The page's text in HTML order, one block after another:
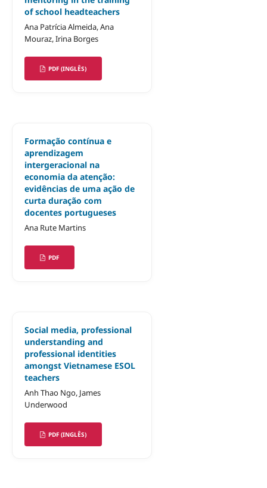
of school headteachers
Ana Patrícia Almeida, Ana
Mouraz, Irina Borges
PDF (INGLÊS)
Formação contínua e
aprendizagem
intergeracional na
economia da atenção:
evidências de uma ação de
curta duração com
docentes portugueses
Ana Rute Martins
PDF
Social media, professional
understanding and
professional identities
amongst Vietnamese ESOL
teachers
Anh Thao Ngo, James
Underwood
PDF (INGLÊS)